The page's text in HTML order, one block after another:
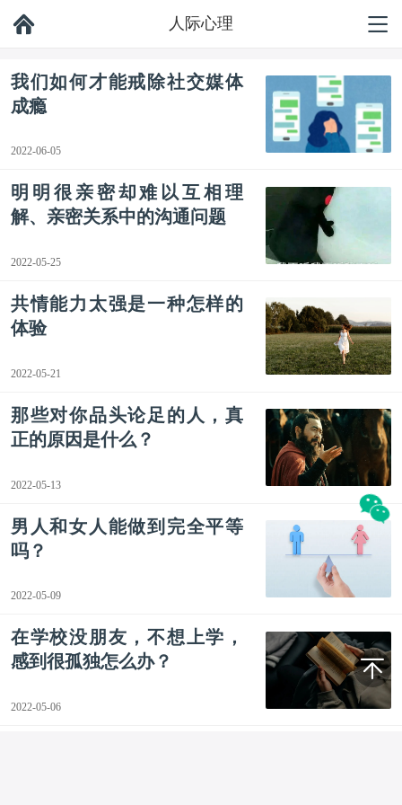
人际心理
我们如何才能戒除社交媒体
成瘾
2022-06-05
明明很亲密却难以互相理
解、亲密关系中的沟通问题
2022-05-25
共情能力太强是一种怎样的
体验
2022-05-21
那些对你品头论足的人，真
正的原因是什么？
2022-05-13
男人和女人能做到完全平等
吗？
2022-05-09
在学校没朋友，不想上学，
感到很孤独怎么办？
2022-05-06